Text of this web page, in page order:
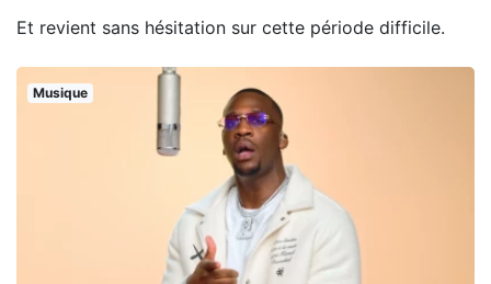
Et revient sans hésitation sur cette période difficile.
Musique